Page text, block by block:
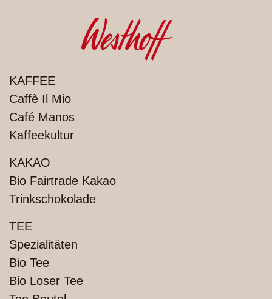
PRODUKTE
KAFFEE
Caffè Il Mio
Café Manos
Kaffeekultur
KAKAO
Bio Fairtrade Kakao
Trinkschokolade
TEE
Spezialitäten
Bio Tee
Bio Loser Tee